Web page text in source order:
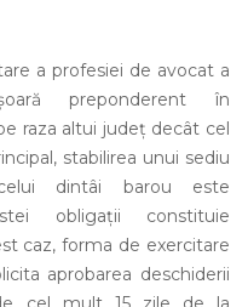
a profesiei de avocat a
preponderent în
raza altui judeţ decât cel
stabilirea unui sediu
dintâi barou este
obligaţii constituie
caz, forma de exercitare
aprobarea deschiderii